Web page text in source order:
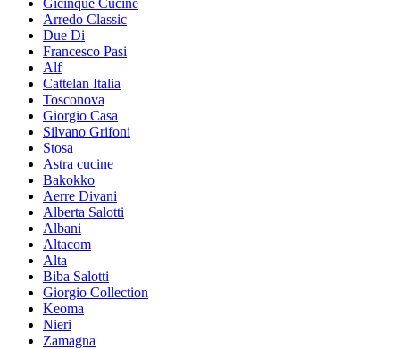
Arredo Classic
Due Di
Francesco Pasi
Alf
Cattelan Italia
Tosconova
Giorgio Casa
Silvano Grifoni
Stosa
Astra cucine
Bakokko
Aerre Divani
Alberta Salotti
Albani
Altacom
Alta
Biba Salotti
Giorgio Collection
Keoma
Nieri
Zamagna